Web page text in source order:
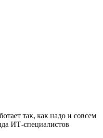
так, как надо и совсем
ИТ-специалистов